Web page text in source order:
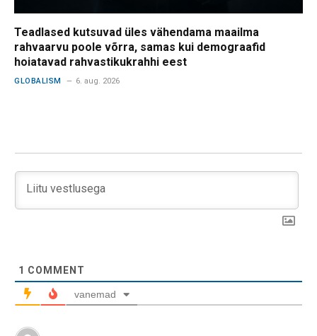
Teadlased kutsuvad üles vähendama maailma
rahvaarvu poole võrra, samas kui demograafid
hoiatavad rahvastikukrahhi eest
GLOBALISM 6. aug. 2026
1 COMMENT
vanemad